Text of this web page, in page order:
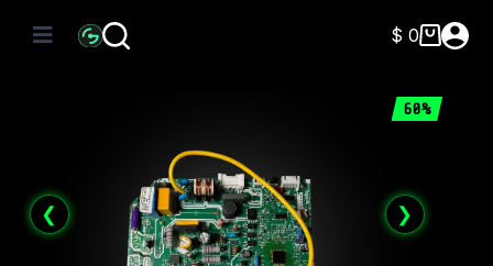
Carro
$ 0
60%
❮ ❯